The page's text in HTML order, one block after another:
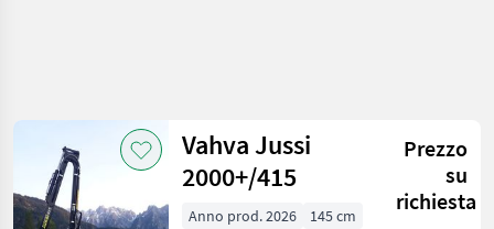
Categoria Paese Filtri
Vahva Jussi
2000+/415
Prezzo
su
richiesta
Anno prod. 2026
145 cm